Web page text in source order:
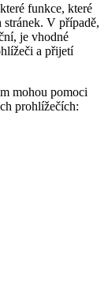
funkce, které
V případě,
je vhodné
a přijetí
mohou pomoci
prohlížečích: